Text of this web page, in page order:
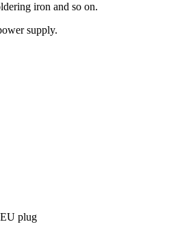
iron and so on.
supply.
plug